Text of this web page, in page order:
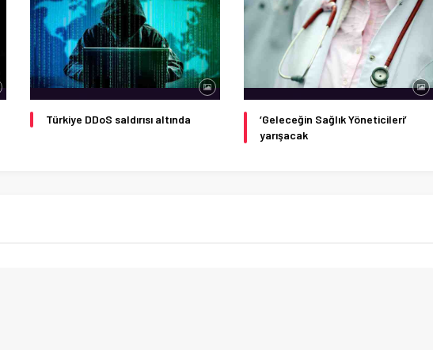
Türkiye DDoS saldırısı altında
‘Geleceğin Sağlık Yöneticileri’
yarışacak